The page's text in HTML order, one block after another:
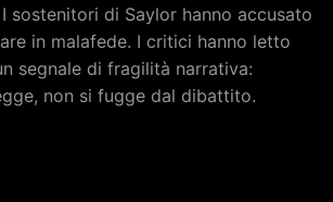
sostenitori di Saylor hanno accusato
in malafede. I critici hanno letto
segnale di fragilità narrativa:
non si fugge dal dibattito.